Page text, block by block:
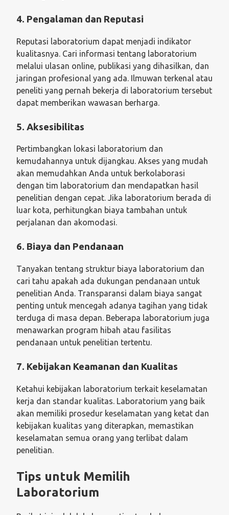
4. Pengalaman dan Reputasi
Reputasi laboratorium dapat menjadi indikator
kualitasnya. Cari informasi tentang laboratorium
melalui ulasan online, publikasi yang dihasilkan, dan
jaringan profesional yang ada. Ilmuwan terkenal atau
peneliti yang pernah bekerja di laboratorium tersebut
dapat memberikan wawasan berharga.
5. Aksesibilitas
Pertimbangkan lokasi laboratorium dan
kemudahannya untuk dijangkau. Akses yang mudah
akan memudahkan Anda untuk berkolaborasi
dengan tim laboratorium dan mendapatkan hasil
penelitian dengan cepat. Jika laboratorium berada di
luar kota, perhitungkan biaya tambahan untuk
perjalanan dan akomodasi.
6. Biaya dan Pendanaan
Tanyakan tentang struktur biaya laboratorium dan
cari tahu apakah ada dukungan pendanaan untuk
penelitian Anda. Transparansi dalam biaya sangat
penting untuk mencegah adanya tagihan yang tidak
terduga di masa depan. Beberapa laboratorium juga
menawarkan program hibah atau fasilitas
pendanaan untuk penelitian tertentu.
7. Kebijakan Keamanan dan Kualitas
Ketahui kebijakan laboratorium terkait keselamatan
kerja dan standar kualitas. Laboratorium yang baik
akan memiliki prosedur keselamatan yang ketat dan
kebijakan kualitas yang diterapkan, memastikan
keselamatan semua orang yang terlibat dalam
penelitian.
Tips untuk Memilih
Laboratorium